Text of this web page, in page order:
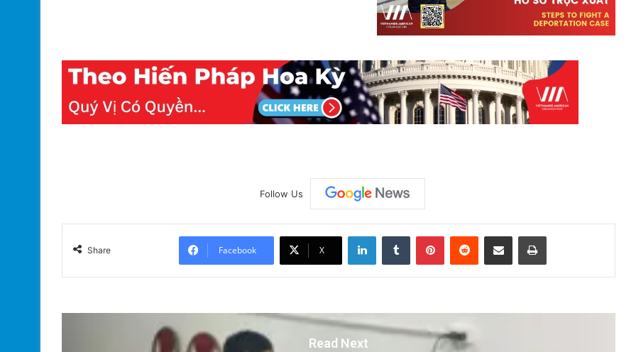
Follow Us
Share Facebook X
LinkedInTumblr PinterestReddit Share via Email Print
Read Next